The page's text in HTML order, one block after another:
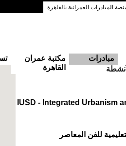
المبادرات العمرانية بالقاهرة
مبادرات
مكتبة عمران
القاهرة
IUSD - Integrated Urbanism
للفن المعاصر